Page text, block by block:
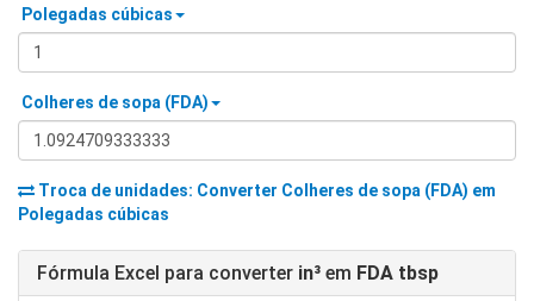
Polegadas cúbicas
Colheres de sopa (FDA)
Troca de unidades: Converter Colheres de sopa (FDA) em
Polegadas cúbicas
Fórmula Excel para converter in³ em FDA tbsp